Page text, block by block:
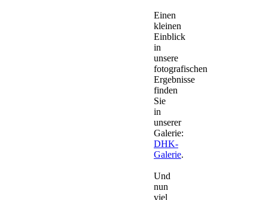
Einen
kleinen
Einblick
in
unsere
fotografischen
Ergebnisse
finden
Sie
in
unserer
Galerie:
DHK-
Galerie.
Und
nun
viel